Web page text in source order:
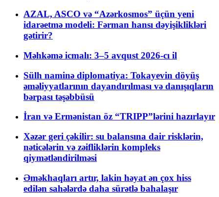
AZAL, ASCO və “Azərkosmos” üçün yeni
idarəetmə modeli: Fərman hansı dəyişiklikləri
gətirir?
Məhkəmə icmalı: 3–5 avqust 2026-cı il
Sülh naminə diplomatiya: Tokayevin döyüş
əməliyyatlarının dayandırılması və danışıqların
bərpası təşəbbüsü
İran və Ermənistan öz “TRIPP”lərini hazırlayır
Xəzər geri çəkilir: su balansına dair risklərin,
nəticələrin və zəifliklərin kompleks
qiymətləndirilməsi
Əməkhaqları artır, lakin həyat ən çox hiss
edilən sahələrdə daha sürətlə bahalaşır